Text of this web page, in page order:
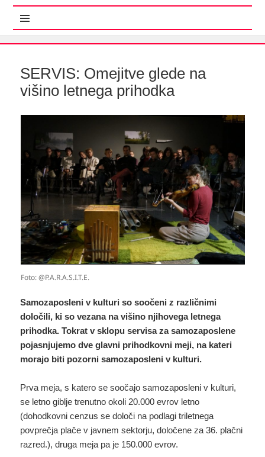
SERVIS: Omejitve glede na
višino letnega prihodka
Foto: @P.A.R.A.S.I.T.E.
Samozaposleni v kulturi so soočeni z različnimi
določili, ki so vezana na višino njihovega letnega
prihodka. Tokrat v sklopu servisa za samozaposlene
pojasnjujemo dve glavni prihodkovni meji, na kateri
morajo biti pozorni samozaposleni v kulturi.
Prva meja, s katero se soočajo samozaposleni v kulturi,
se letno giblje trenutno okoli 20.000 evrov letno
(dohodkovni cenzus se določi na podlagi triletnega
povprečja plače v javnem sektorju, določene za 36. plačni
razred.), druga meja pa je 150.000 evrov.